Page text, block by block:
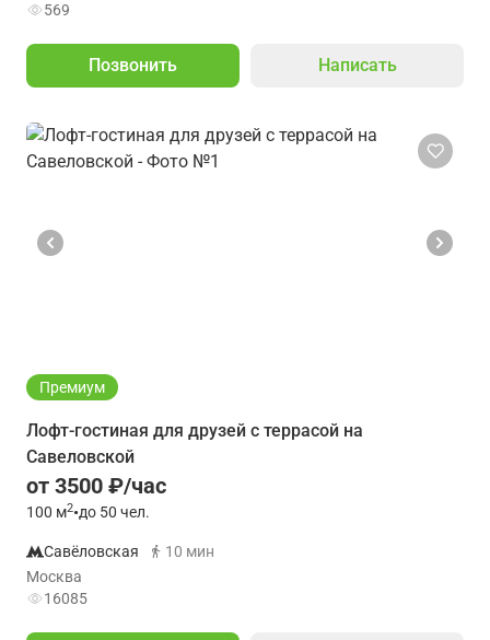
569
Позвонить Написать
Премиум
Лофт-гостиная для друзей с террасой на
Савеловской
от 3500 ₽/час
100 м2•до 50 чел.
Савёловская
10 мин
Москва
16085